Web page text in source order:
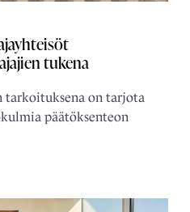
tukena
tarkoituksena on tarjota
päätöksenteon